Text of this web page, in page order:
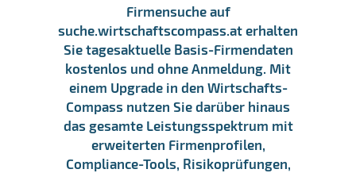
Firmensuche auf
suche.wirtschaftscompass.at erhalten
Sie tagesaktuelle Basis-Firmendaten
kostenlos und ohne Anmeldung. Mit
einem Upgrade in den Wirtschafts-
Compass nutzen Sie darüber hinaus
das gesamte Leistungsspektrum mit
erweiterten Firmenprofilen,
Compliance-Tools, Risikoprüfungen,